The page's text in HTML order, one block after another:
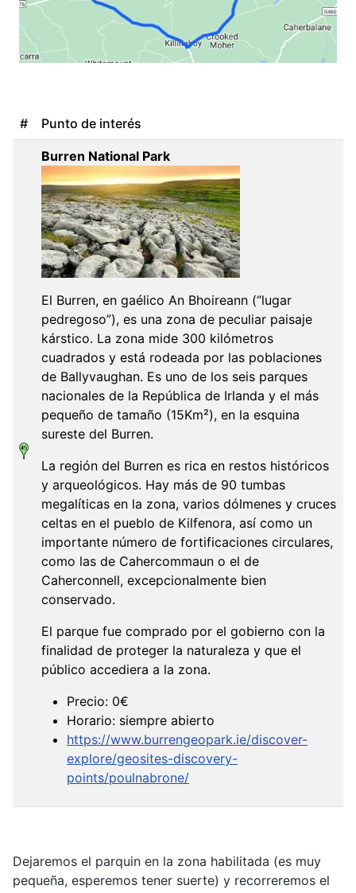
# Punto de interés
Burren National Park
El Burren, en gaélico An Bhoireann (“lugar
pedregoso”), es una zona de peculiar paisaje
kárstico. La zona mide 300 kilómetros
cuadrados y está rodeada por las poblaciones
de Ballyvaughan. Es uno de los seis parques
nacionales de la República de Irlanda y el más
pequeño de tamaño (15Km²), en la esquina
sureste del Burren.
La región del Burren es rica en restos históricos
y arqueológicos. Hay más de 90 tumbas
megalíticas en la zona, varios dólmenes y cruces
celtas en el pueblo de Kilfenora, así como un
importante número de fortificaciones circulares,
como las de Cahercommaun o el de
Caherconnell, excepcionalmente bien
conservado.
El parque fue comprado por el gobierno con la
finalidad de proteger la naturaleza y que el
público accediera a la zona.
Precio: 0€
Horario: siempre abierto
https://www.burrengeopark.ie/discover-
explore/geosites-discovery-
points/poulnabrone/
Dejaremos el parquin en la zona habilitada (es muy
pequeña, esperemos tener suerte) y recorreremos el